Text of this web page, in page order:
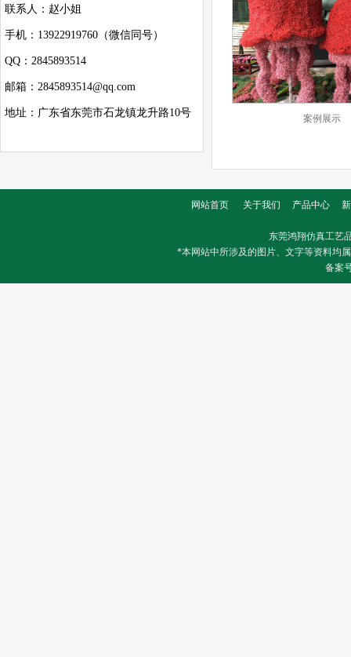
联系人：赵小姐
手机：13922919760（微信同号）
QQ：2845893514
邮箱：2845893514@qq.com
地址：广东省东莞市石龙镇龙升路10号 案例展示
网站首页 关于我们 产品中心
东莞鸿翔仿真工艺
*本网站中所涉及的图片、文字等资料均
备案